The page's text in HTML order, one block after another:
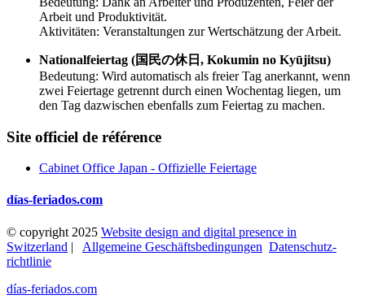
Arbeit und Produktivität.
Aktivitäten: Veranstaltungen zur Wertschätzung der Arbeit.
Nationalfeiertag (国民の休日, Kokumin no Kyūjitsu)
Bedeutung: Wird automatisch als freier Tag anerkannt, wenn
zwei Feiertage getrennt durch einen Wochentag liegen, um
den Tag dazwischen ebenfalls zum Feiertag zu machen.
Site officiel de référence
Cabinet Office Japan - Offizielle Feiertage
días-feriados.com
© copyright 2025 Website design and digital presence in
Switzerland | Allgemeine Geschäftsbedingungen Datenschutz­
richtlinie
días-feriados.com